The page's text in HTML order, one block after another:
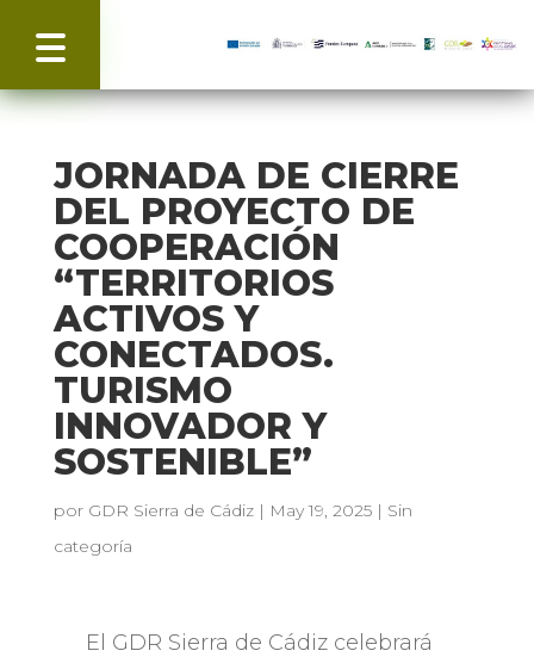
JORNADA DE CIERRE
DEL PROYECTO DE
COOPERACIÓN
“TERRITORIOS
ACTIVOS Y
CONECTADOS.
TURISMO
INNOVADOR Y
SOSTENIBLE”
por GDR Sierra de Cádiz| May 19, 2025| Sin
categoría
El GDR Sierra de Cádiz celebrará